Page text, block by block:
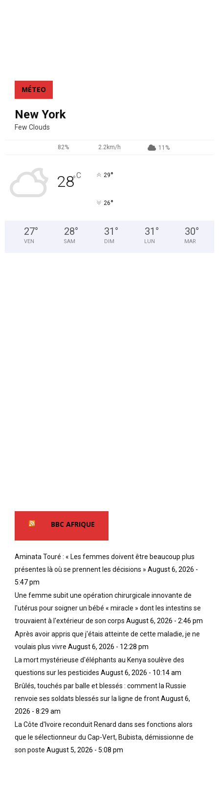
MÉTEO
New York
Few Clouds
82% 2.2km/h 11%
28°C 29°
26°
27°
VEN
28°
SAM
31 °
DIM
31 °
LUN
30°
MAR
BBC AFRIQUE
Aminata Touré : « Les femmes doivent être beaucoup plus
présentes là où se prennent les décisions » August 6, 2026 -
5:47 pm
Une femme subit une opération chirurgicale innovante de
l'utérus pour soigner un bébé « miracle » dont les intestins se
trouvaient à l'extérieur de son corps August 6, 2026 - 2:46 pm
Après avoir appris que j'étais atteinte de cette maladie, je ne
voulais plus vivre August 6, 2026 - 12:28 pm
La mort mystérieuse d'éléphants au Kenya soulève des
questions sur les pesticides August 6, 2026 - 10:14 am
Brûlés, touchés par balle et blessés : comment la Russie
renvoie ses soldats blessés sur la ligne de frontAugust 6,
2026 - 8:29 am
La Côte d'Ivoire reconduit Renard dans ses fonctions alors
que le sélectionneur du Cap-Vert, Bubista, démissionne de
son poste August 5, 2026 - 5:08 pm